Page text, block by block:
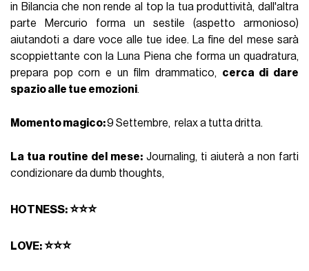
in Bilancia che non rende al top la tua produttività, dall'altra
parte Mercurio forma un sestile (aspetto armonioso)
aiutandoti a dare voce alle tue idee. La fine del mese sarà
scoppiettante con la Luna Piena che forma un quadratura,
prepara pop corn e un film drammatico, cerca di dare
spazio alle tue emozioni.
Momento magico:9 Settembre, relax a tutta dritta.
La tua routine del mese: Journaling, ti aiuterà a non farti
condizionare da dumb thoughts,
HOTNESS:⭐⭐⭐
LOVE:⭐⭐⭐